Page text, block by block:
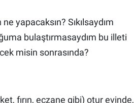
yapacaksın? Sıkılsaydım
bulaştırmasaydım bu illeti
misin sonrasında?
fırın, eczane gibi) otur evinde,